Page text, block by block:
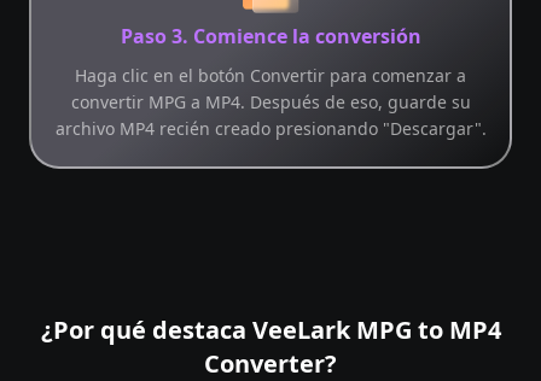
Paso 3. Comience la conversión
Haga clic en el botón Convertir para comenzar a
convertir MPG a MP4. Después de eso, guarde su
archivo MP4 recién creado presionando "Descargar".
¿Por qué destaca VeeLark MPG to MP4
Converter?